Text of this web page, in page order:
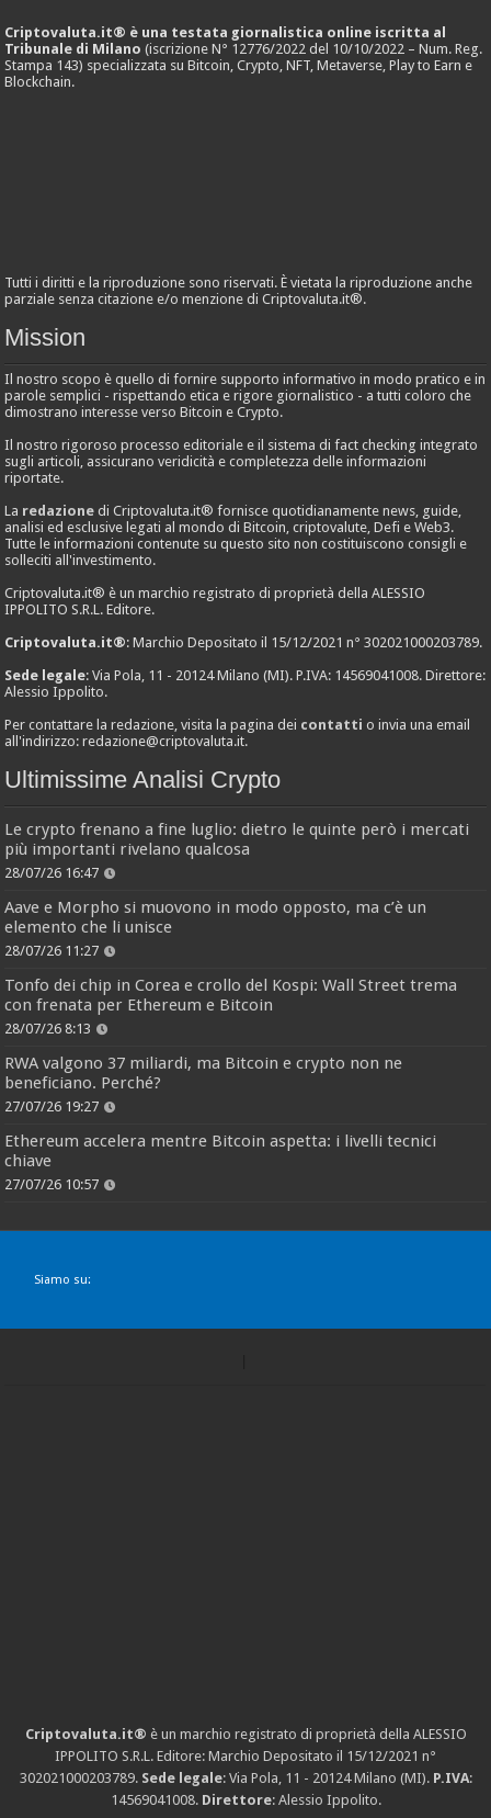
Criptovaluta.it® è una testata giornalistica online iscritta al
Tribunale di Milano (iscrizione N° 12776/2022 del 10/10/2022 – Num. Reg.
Stampa 143) specializzata su Bitcoin, Crypto, NFT, Metaverse, Play to Earn e
Blockchain.
Tutti i diritti e la riproduzione sono riservati. È vietata la riproduzione anche
parziale senza citazione e/o menzione di Criptovaluta.it®.
Mission
Il nostro scopo è quello di fornire supporto informativo in modo pratico e in
parole semplici - rispettando etica e rigore giornalistico - a tutti coloro che
dimostrano interesse verso Bitcoin e Crypto.
Il nostro rigoroso processo editoriale e il sistema di fact checking integrato
sugli articoli, assicurano veridicità e completezza delle informazioni
riportate.
La redazione di Criptovaluta.it® fornisce quotidianamente news, guide,
analisi ed esclusive legati al mondo di Bitcoin, criptovalute, Defi e Web3.
Tutte le informazioni contenute su questo sito non costituiscono consigli e
solleciti all'investimento.
Criptovaluta.it® è un marchio registrato di proprietà della ALESSIO
IPPOLITO S.R.L. Editore.
Criptovaluta.it®: Marchio Depositato il 15/12/2021 n° 302021000203789.
Sede legale: Via Pola, 11 - 20124 Milano (MI). P.IVA: 14569041008. Direttore:
Alessio Ippolito.
Per contattare la redazione, visita la pagina dei contatti o invia una email
all'indirizzo:redazione@criptovaluta.it.
Ultimissime Analisi Crypto
Le crypto frenano a fine luglio: dietro le quinte però i mercati
più importanti rivelano qualcosa
28/07/26 16:47
Aave e Morpho si muovono in modo opposto, ma c’è un
elemento che li unisce
28/07/26 11:27
Tonfo dei chip in Corea e crollo del Kospi: Wall Street trema
con frenata per Ethereum e Bitcoin
28/07/26 8:13
RWA valgono 37 miliardi, ma Bitcoin e crypto non ne
beneficiano. Perché?
27/07/26 19:27
Ethereum accelera mentre Bitcoin aspetta: i livelli tecnici
chiave
27/07/26 10:57
Siamo su:
Criptovaluta.it® è un marchio registrato di proprietà della ALESSIO
IPPOLITO S.R.L. Editore: Marchio Depositato il 15/12/2021 n°
302021000203789. Sede legale: Via Pola, 11 - 20124 Milano (MI). P.IVA:
14569041008. Direttore: Alessio Ippolito.